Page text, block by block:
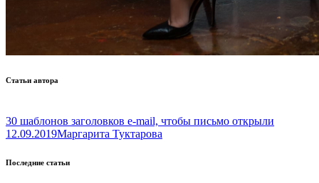
Статьи автора
30 шаблонов заголовков e-mail, чтобы письмо открыли
12.09.2019Маргарита Туктарова
Последние статьи